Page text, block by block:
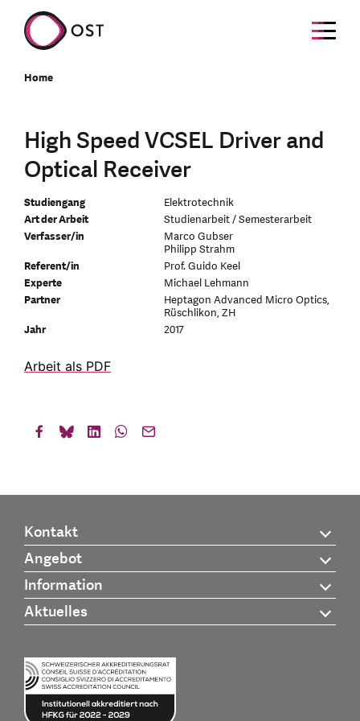
Home
High Speed VCSEL Driver and
Optical Receiver
Studiengang
Elektrotechnik
Art der Arbeit
Studienarbeit / Semesterarbeit
Verfasser/in
Marco Gubser
Philipp Strahm
Referent/in
Prof. Guido Keel
Experte
Michael Lehmann
Partner
Heptagon Advanced Micro Optics,
Rüschlikon, ZH
Jahr
2017
Arbeit als PDF
Kontakt
Angebot
Information
Aktuelles